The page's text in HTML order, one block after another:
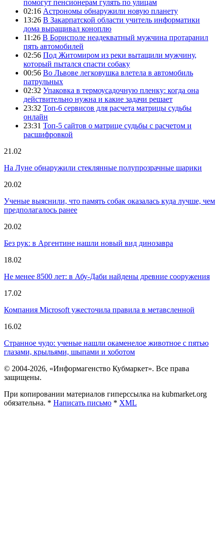
помогут пенсионерам гулять по улицам
02:16 Астрономы обнаружили новую планету
13:26 В Закарпатской области учитель информатики
дома выращивал коноплю
11:26 В Борисполе неадекватный мужчина протаранил
пять автомобилей
02:56 Под Житомиром из реки вытащили мужчину,
который пытался спасти собаку
00:56 Во Львове легковушка влетела в автомобиль
патрульных
02:32 Упаковка в термоусадочную пленку: когда она
действительно нужна и какие задачи решает
23:32 Топ-6 сервисов для расчета матрицы судьбы
онлайн
23:31 Топ-5 сайтов о матрице судьбы с расчетом и
расшифровкой
21.02
На Луне обнаружили стеклянные полупрозрачные шарики
20.02
Ученые выяснили, что память собак оказалась куда лучше, чем
предполагалось ранее
20.02
Без рук: в Аргентине нашли новый вид динозавра
18.02
Не менее 8500 лет: в Абу-Даби найдены древние сооружения
17.02
Компания Microsoft ужесточила правила в метавсленной
16.02
Странное чудо: ученые нашли окаменелое животное с пятью
глазами, крыльями, шыпами и хоботом
© 2004-2026, «Информагенство Кубмаркет». Все права
защищены.
При копировании материалов гиперссылка на kubmarket.org
обязательна. * Написать письмо * XML